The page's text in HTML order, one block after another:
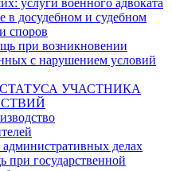
услуги военного адвоката
в досудебном и судебном
споров
при возникновении
с нарушением условий
УЧАСТНИКА
административных делах
государственной